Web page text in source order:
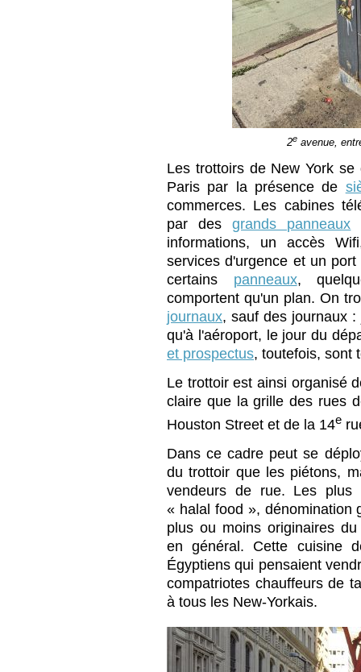
2e avenue,
Les trottoirs de New York
Paris par la présence de
commerces. Les cabines
par desgrands panneaux
informations, un accès
services d'urgence et un
certains panneaux,
comportent qu'un plan. On
journaux, sauf des journaux
qu'à l'aéroport, le jour du
et prospectus, toutefois, sont
Le trottoir est ainsi organisé
claire que la grille des rues
Houston Street et de la 14e
Dans ce cadre peut se
du trottoir que les piétons,
vendeurs de rue. Les plus
« halal food », dénomination
plus ou moins originaires
en général. Cette cuisine
Égyptiens qui pensaient
compatriotes chauffeurs de
à tous les New-Yorkais.